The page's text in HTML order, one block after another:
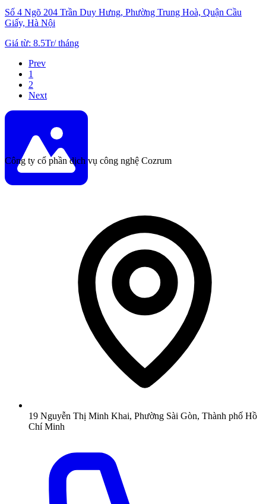
Số 4 Ngõ 204 Trần Duy Hưng, Phường Trung Hoà, Quận Cầu
Giấy, Hà Nội
Giá từ: 8.5Tr/tháng
Prev
1
2
Next
Công ty cổ phần dịch vụ công nghệ Cozrum
19 Nguyễn Thị Minh Khai, Phường Sài Gòn, Thành phố Hồ
Chí Minh